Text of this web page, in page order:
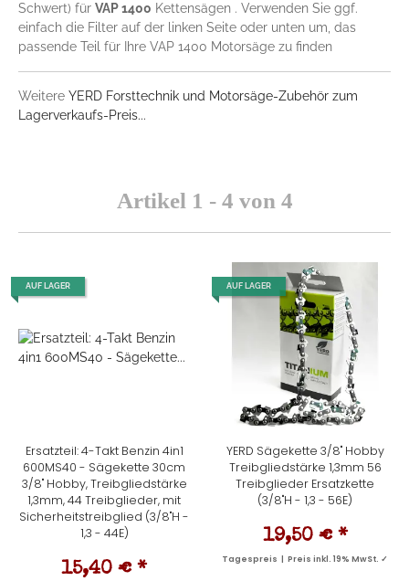
Schwert) für VAP 1400 Kettensägen . Verwenden Sie ggf.
einfach die Filter auf der linken Seite oder unten um, das
passende Teil für Ihre VAP 1400 Motorsäge zu finden
Weitere YERD Forsttechnik und Motorsäge-Zubehör zum
Lagerverkaufs-Preis...
Artikel 1 - 4 von 4
AUF LAGER
Ersatzteil: 4-Takt Benzin 4in1
600MS40 - Sägekette 30cm
3/8" Hobby, Treibgliedstärke
1,3mm, 44 Treibglieder, mit
Sicherheitstreibglied (3/8"H -
1,3 - 44E)
15,40 € *
AUF LAGER
YERD Sägekette 3/8" Hobby
Treibgliedstärke 1,3mm 56
Treibglieder Ersatzkette
(3/8"H - 1,3 - 56E)
19,50 € *
Tagespreis | Preis inkl. 19% MwSt. ✓